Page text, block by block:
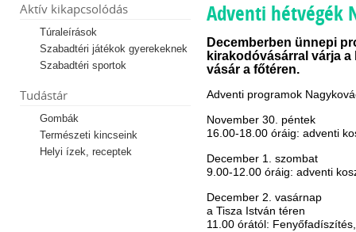
Aktív kikapcsolódás
Túraleírások
Szabadtéri játékok gyerekeknek
Szabadtéri sportok
Tudástár
Gombák
Természeti kincseink
Helyi ízek, receptek
Adventi hétvégék
Decemberben ünnepi
kirakodóvásárral várja
vásár a főtéren.
Adventi programok
November 30. péntek
16.00-18.00 óráig: adventi
December 1. szombat
9.00-12.00 óráig: adventi
December 2. vasárnap
a Tisza István téren
11.00 órától: